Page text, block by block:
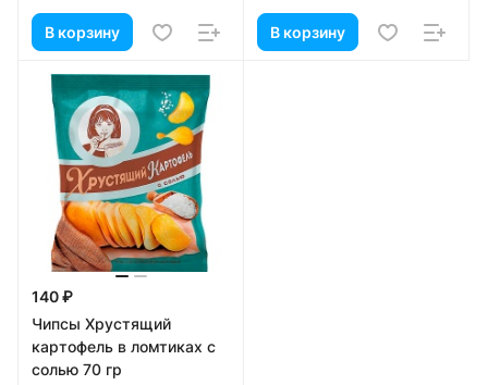
В корзину В корзину
140 ₽
Чипсы Хрустящий
картофель в ломтиках с
солью 70 гр